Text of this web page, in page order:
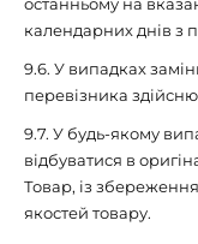
календарних днів з
9.6. У випадках
перевізника
9.7. У будь-якому
відбуватися в
Товар, із
якостей товару.